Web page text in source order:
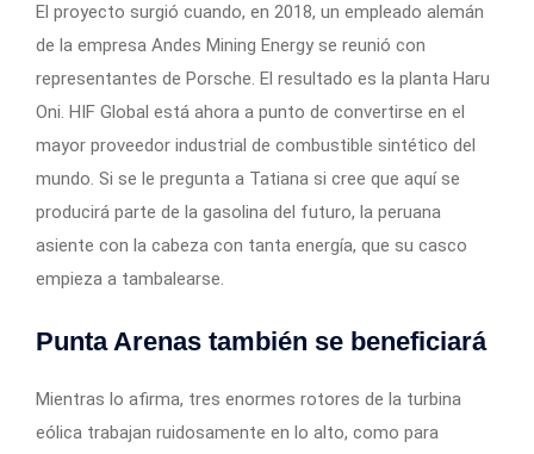
El proyecto surgió cuando, en 2018, un empleado alemán
de la empresa Andes Mining Energy se reunió con
representantes de Porsche. El resultado es la planta Haru
Oni. HIF Global está ahora a punto de convertirse en el
mayor proveedor industrial de combustible sintético del
mundo. Si se le pregunta a Tatiana si cree que aquí se
producirá parte de la gasolina del futuro, la peruana
asiente con la cabeza con tanta energía, que su casco
empieza a tambalearse.
Punta Arenas también se beneficiará
Mientras lo afirma, tres enormes rotores de la turbina
eólica trabajan ruidosamente en lo alto, como para